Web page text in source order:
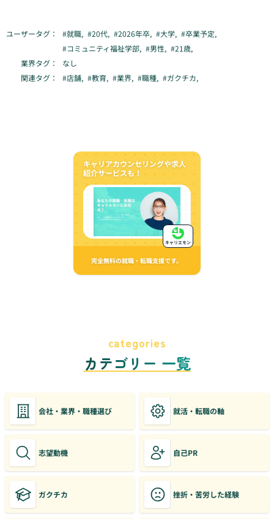
ユーザータグ： #就職, #20代, #2026年卒, #大学, #卒業予定,
#コミュニティ福祉学部, #男性, #21歳,
業界タグ：
なし
関連タグ：
#店舗, #教育, #業界, #職種, #ガクチカ,
キャリアカウンセリングや求人
紹介サービスも！
完全無料の就職・転職支援です。
キャリエモン
categories
カテゴリー 一覧
会社・業界・職種選び 就活・転職の軸
志望動機 自己PR
ガクチカ 挫折・苦労した経験